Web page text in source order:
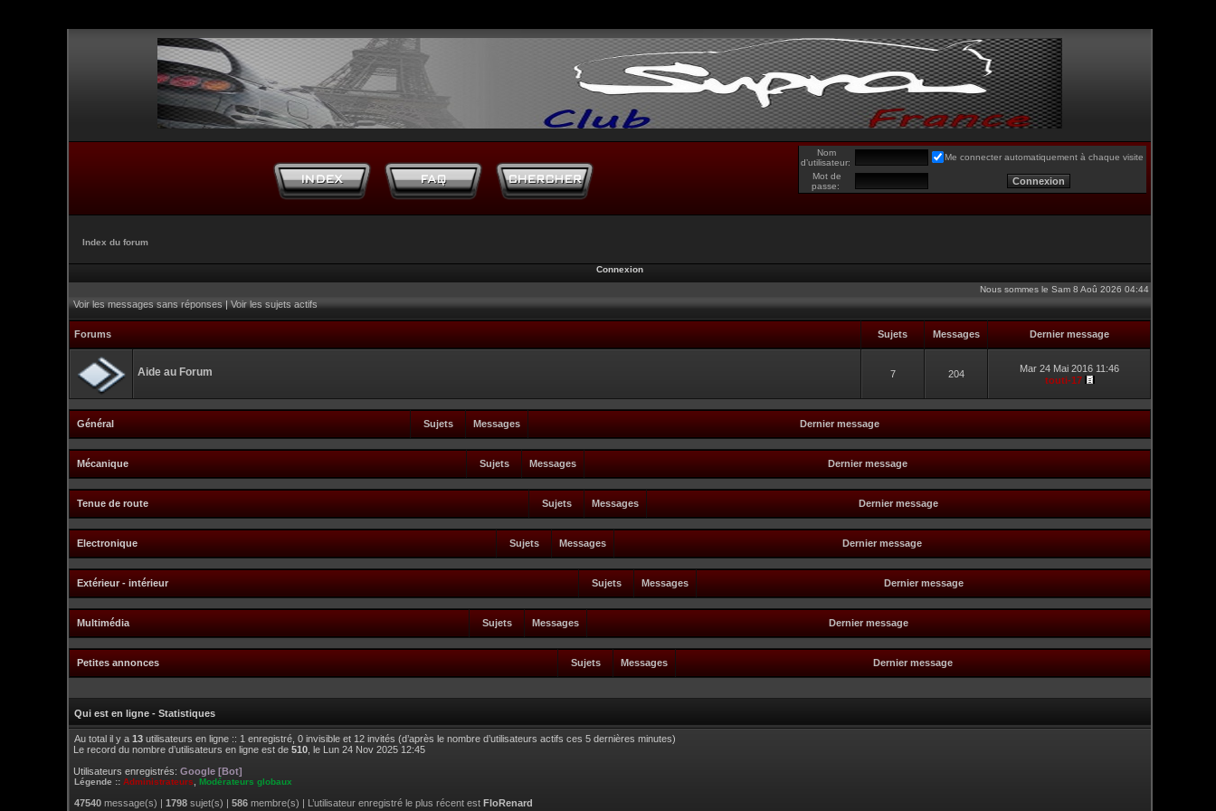
Nom
d’utilisateur:
Me connecter automatiquement à chaque visite
Mot de
passe:
Index du forum
Connexion
Nous sommes le Sam 8 Aoû 2026 04:44
Voir les messages sans réponses|Voir les sujets actifs
Forums Sujets Messages Dernier message
Aide au Forum 7 204
Mar 24 Mai 2016 11:46
touti-17
Général Sujets Messages Dernier message
Mécanique Sujets Messages Dernier message
Tenue de route Sujets Messages Dernier message
Electronique Sujets Messages Dernier message
Extérieur - intérieur Sujets Messages Dernier message
Multimédia Sujets Messages Dernier message
Petites annonces Sujets Messages Dernier message
Qui est en ligne - Statistiques
Au total il y a 13 utilisateurs en ligne :: 1 enregistré, 0 invisible et 12 invités (d’après le nombre d’utilisateurs actifs ces 5 dernières minutes)
Le record du nombre d’utilisateurs en ligne est de 510 , le Lun 24 Nov 2025 12:45
Utilisateurs enregistrés: Google [Bot]
Légende :: Administrateurs Modérateurs globaux
47540 message(s) | 1798 sujet(s) | 586 membre(s) | L’utilisateur enregistré le plus récent est FloRenard